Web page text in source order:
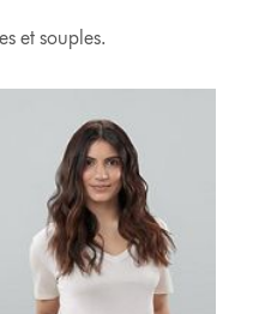
et souples.